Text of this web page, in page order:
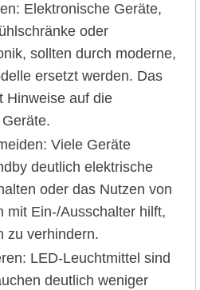
Elektronische Geräte,
oder
sollten durch moderne,
ersetzt werden. Das
Hinweise auf die
Viele Geräte
deutlich elektrische
oder das Nutzen von
mit Ein-/Ausschalter hilft,
zu verhindern.
LED-Leuchtmittel sind
deutlich weniger